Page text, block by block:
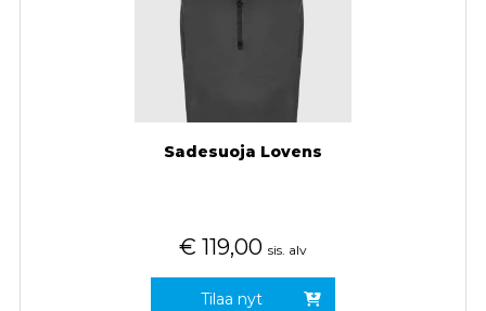
Sadesuoja Lovens
€ 119,00 sis. alv
Tilaa nyt